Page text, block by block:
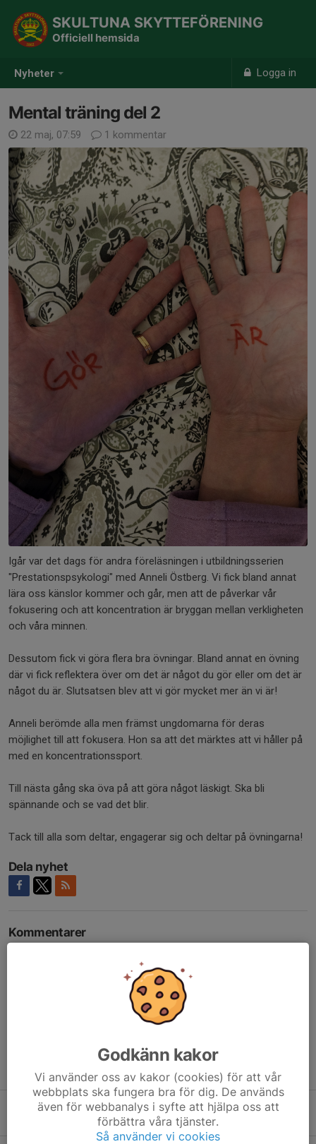
Nyheter Logga in
SKULTUNA SKYTTEFÖRENING
Officiell hemsida
Mental träning del 2
22 maj, 07:59 1 kommentar
Igår var det dags för andra föreläsningen i utbildningsserien
"Prestationspsykologi" med Anneli Östberg. Vi fick bland annat
lära oss känslor kommer och går, men att de påverkar vår
fokusering och att koncentration är bryggan mellan verkligheten
och våra minnen.
Dessutom fick vi göra flera bra övningar. Bland annat en övning
där vi fick reflektera över om det är något du gör eller om det är
något du är. Slutsatsen blev att vi gör mycket mer än vi är!
Anneli berömde alla men främst ungdomarna för deras
möjlighet till att fokusera. Hon sa att det märktes att vi håller på
med en koncentrationssport.
Till nästa gång ska öva på att göra något läskigt. Ska bli
spännande och se vad det blir.
Tack till alla som deltar, engagerar sig och deltar på övningarna!
Dela nyhet
Kommentarer
En jätteintressant och givande föreläsning. Många
reflektioner på hur tankar påverkar oss i olika situationer.
Tidigare nyheter
Hans och Arne SM mästare i Veteranskytte
3 aug, 08:48 7
Godkänn kakor
Vi använder oss av kakor (cookies) för att vår
webbplats ska fungera bra för dig. De används
även för webbanalys i syfte att hjälpa oss att
förbättra våra tjänster.
Så använder vi cookies